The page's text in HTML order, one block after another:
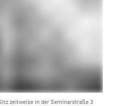
zeitweise in der Seminarstraße 3